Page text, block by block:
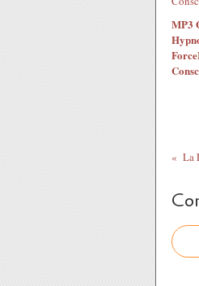
MP3